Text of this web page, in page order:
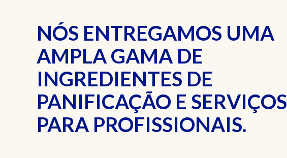
NÓS ENTREGAMOS UMA
AMPLA GAMA DE
INGREDIENTES DE
PANIFICAÇÃO E SERVIÇOS
PARA PROFISSIONAIS.